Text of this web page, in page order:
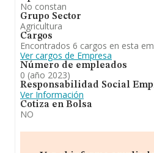
No constan
Grupo Sector
Agricultura
Cargos
Encontrados 6 cargos en esta
Ver cargos de Empresa
Número de empleados
0 (año 2023)
Responsabilidad Social
Ver Información
Cotiza en Bolsa
NO